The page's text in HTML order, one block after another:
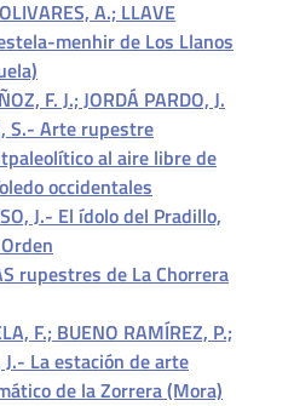
A.; LLAVE
menhir de Los Llanos
F. J.; JORDÁ PARDO, J.
S.- Arte rupestre
al aire libre de
occidentales
J.- El ídolo del Pradillo,
rupestres de La Chorrera
F.; BUENO RAMÍREZ, P.;
J.- La estación de arte
de la Zorrera (Mora)